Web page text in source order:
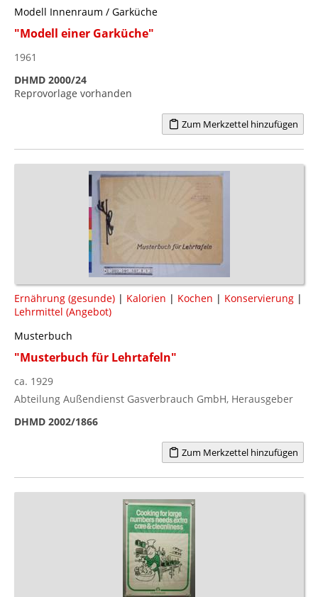
Modell Innenraum / Garküche
"Modell einer Garküche"
1961
DHMD 2000/24
Reprovorlage vorhanden
Zum Merkzettel hinzufügen
Ernährung (gesunde) | Kalorien | Kochen | Konservierung |
Lehrmittel (Angebot)
Musterbuch
"Musterbuch für Lehrtafeln"
ca. 1929
Abteilung Außendienst Gasverbrauch GmbH, Herausgeber
DHMD 2002/1866
Zum Merkzettel hinzufügen